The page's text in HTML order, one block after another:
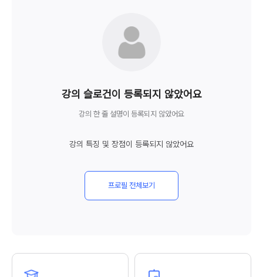
0년
강의 슬로건이 등록되지 않았어요
강의 한 줄 설명이 등록되지 않았어요
강의 특징 및 장점이 등록되지 않았어요
프로필 전체보기